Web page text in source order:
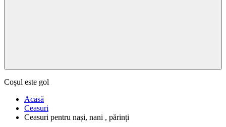
Coșul este gol
Acasă
Ceasuri
Ceasuri pentru nași, nani , părinți